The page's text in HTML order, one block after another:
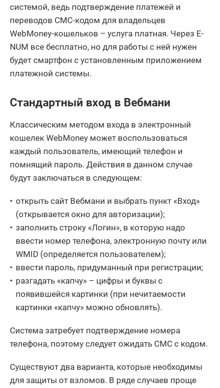
системой, ведь подтверждение платежей и
переводов СМС-кодом для владельцев
WebMoney-кошельков – услуга платная. Через E-
NUM все бесплатно, но для работы с ней нужен
будет смартфон с установленным приложением
платежной системы.
Стандартный вход в Вебмани
Классическим методом входа в электронный
кошелек WebMoney может воспользоваться
каждый пользователь, имеющий телефон и
помнящий пароль. Действия в данном случае
будут заключаться в следующем:
открыть сайт Вебмани и выбрать пункт «Вход»
(открывается окно для авторизации);
заполнить строку «Логин», в которую надо
ввести номер телефона, электронную почту или
WMID (определяется пользователем);
ввести пароль, придуманный при регистрации;
разгадать «капчу» – цифры и буквы с
появившейся картинки (при нечитаемости
картинки «капчу» можно обновлять).
Система затребует подтверждение номера
телефона, поэтому следует ожидать СМС с кодом.
Существуют два варианта, которые необходимы
для защиты от взломов. В ряде случаев проще